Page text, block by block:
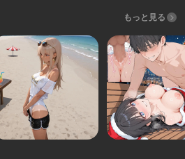
もっと見る